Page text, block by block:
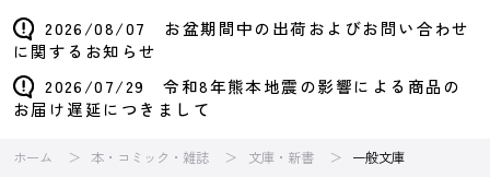
2026/08/07 お盆期間中の出荷およびお問い合わせ
に関するお知らせ
2026/07/29 令和8年熊本地震の影響による商品の
お届け遅延につきまして
ホーム 本・コミック・雑誌 文庫・新書 一般文庫